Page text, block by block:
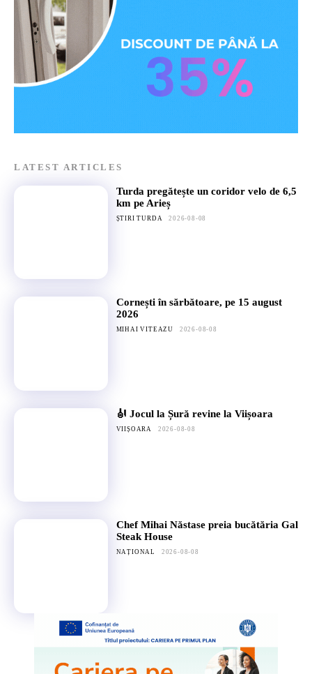
LATEST ARTICLES
Turda pregătește un coridor velo de 6,5
km pe Arieș
ȘTIRI TURDA 2026-08-08
Cornești în sărbătoare, pe 15 august
2026
MIHAI VITEAZU 2026-08-08
🎻 Jocul la Șură revine la Viișoara
VIIȘOARA 2026-08-08
Chef Mihai Năstase preia bucătăria Gal
Steak House
NAȚIONAL 2026-08-08